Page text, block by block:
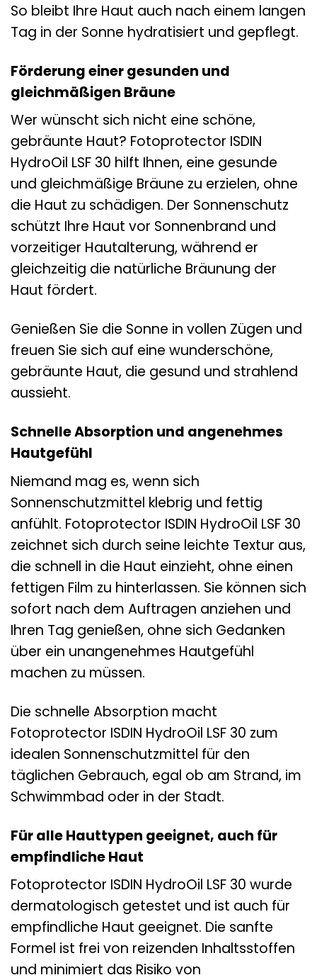
So bleibt Ihre Haut auch nach einem langen
Tag in der Sonne hydratisiert und gepflegt.
Förderung einer gesunden und
gleichmäßigen Bräune
Wer wünscht sich nicht eine schöne,
gebräunte Haut? Fotoprotector ISDIN
HydroOil LSF 30 hilft Ihnen, eine gesunde
und gleichmäßige Bräune zu erzielen, ohne
die Haut zu schädigen. Der Sonnenschutz
schützt Ihre Haut vor Sonnenbrand und
vorzeitiger Hautalterung, während er
gleichzeitig die natürliche Bräunung der
Haut fördert.
Genießen Sie die Sonne in vollen Zügen und
freuen Sie sich auf eine wunderschöne,
gebräunte Haut, die gesund und strahlend
aussieht.
Schnelle Absorption und angenehmes
Hautgefühl
Niemand mag es, wenn sich
Sonnenschutzmittel klebrig und fettig
anfühlt. Fotoprotector ISDIN HydroOil LSF 30
zeichnet sich durch seine leichte Textur aus,
die schnell in die Haut einzieht, ohne einen
fettigen Film zu hinterlassen. Sie können sich
sofort nach dem Auftragen anziehen und
Ihren Tag genießen, ohne sich Gedanken
über ein unangenehmes Hautgefühl
machen zu müssen.
Die schnelle Absorption macht
Fotoprotector ISDIN HydroOil LSF 30 zum
idealen Sonnenschutzmittel für den
täglichen Gebrauch, egal ob am Strand, im
Schwimmbad oder in der Stadt.
Für alle Hauttypen geeignet, auch für
empfindliche Haut
Fotoprotector ISDIN HydroOil LSF 30 wurde
dermatologisch getestet und ist auch für
empfindliche Haut geeignet. Die sanfte
Formel ist frei von reizenden Inhaltsstoffen
und minimiert das Risiko von